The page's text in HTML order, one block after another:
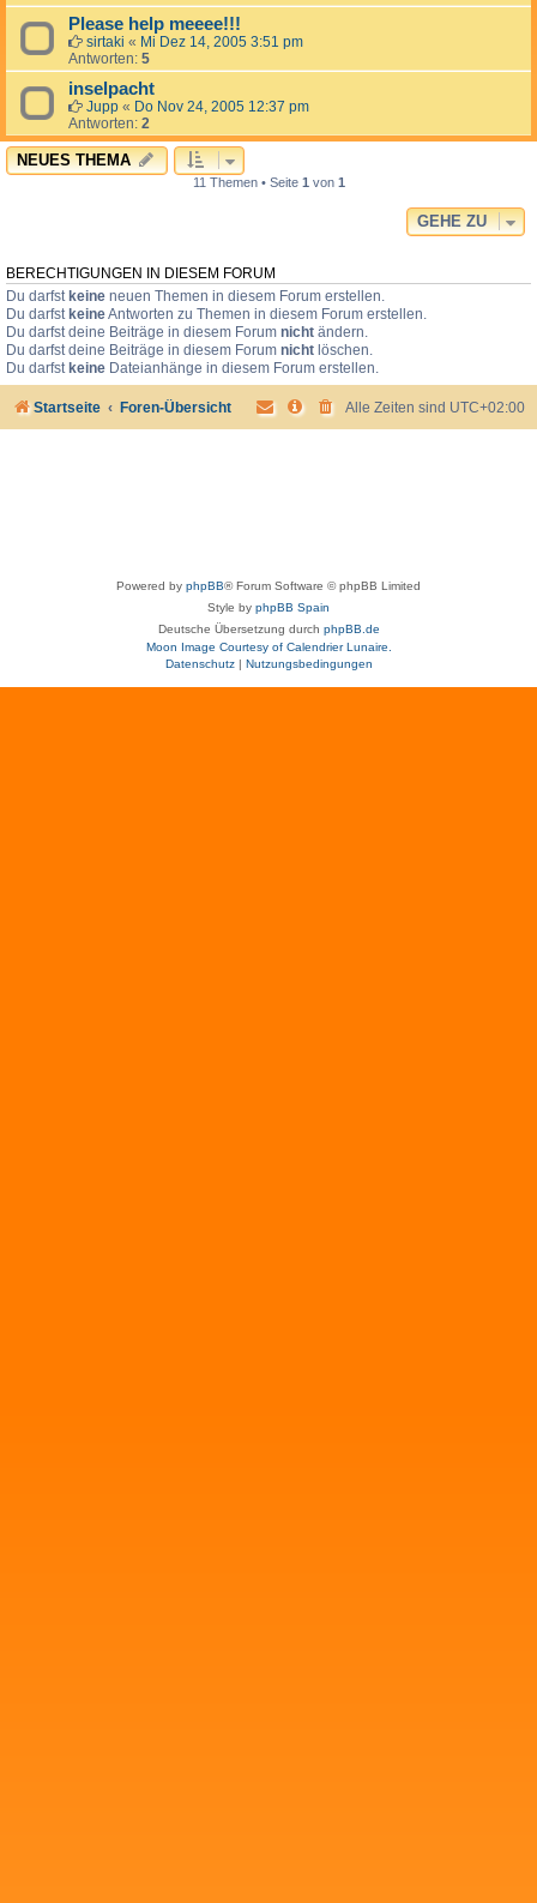
Please help meeee!!!
sirtaki « Mi Dez 14, 2005 3:51 pm
Antworten: 5
inselpacht
Jupp « Do Nov 24, 2005 12:37 pm
Antworten: 2
NEUES THEMA
11 Themen • Seite 1 von 1
GEHE ZU
BERECHTIGUNGEN IN DIESEM FORUM
Du darfst keine neuen Themen in diesem Forum erstellen.
Du darfst keineAntworten zu Themen in diesem Forum erstellen.
Du darfst deine Beiträge in diesem Forum nicht ändern.
Du darfst deine Beiträge in diesem Forum nicht löschen.
Du darfst keine Dateianhänge in diesem Forum erstellen.
Startseite Foren-Übersicht Alle Zeiten sind UTC+02:00
Powered by phpBB® Forum Software © phpBB Limited
Style by phpBB Spain
Deutsche Übersetzung durch phpBB.de
Moon Image Courtesy of Calendrier Lunaire.
Datenschutz| Nutzungsbedingungen